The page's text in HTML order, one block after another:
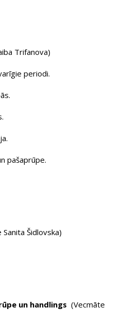
Trifanova)
periodi.
pašaprūpe.
Šidlovska)
un handlings (Vecmāte